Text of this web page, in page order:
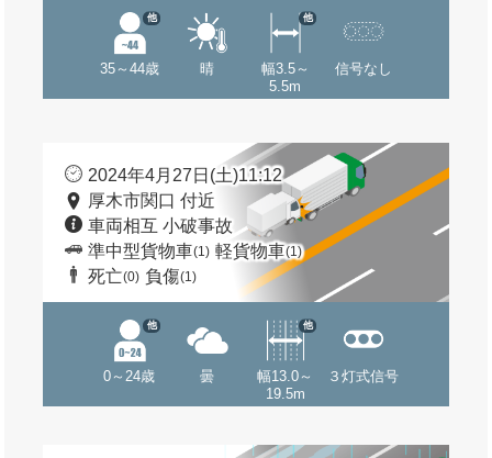
35～44歳
他
晴
幅3.5～
5.5m
他
信号なし
2024年4月27日(土)11:12
厚木市関口 付近
車両相互 小破事故
準中型貨物車(1) 軽貨物車(1)
死亡(0) 負傷(1)
0～24歳
他
曇
幅13.0～
19.5m
他
３灯式信号